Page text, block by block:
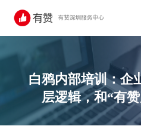
白鸦内部培训：企
层逻辑，和“有